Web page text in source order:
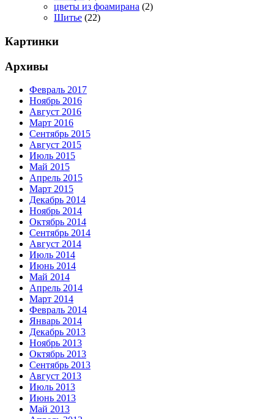
цветы из фоамирана (2)
Шитье (22)
Картинки
Архивы
Февраль 2017
Ноябрь 2016
Август 2016
Март 2016
Сентябрь 2015
Август 2015
Июль 2015
Май 2015
Апрель 2015
Март 2015
Декабрь 2014
Ноябрь 2014
Октябрь 2014
Сентябрь 2014
Август 2014
Июль 2014
Июнь 2014
Май 2014
Апрель 2014
Март 2014
Февраль 2014
Январь 2014
Декабрь 2013
Ноябрь 2013
Октябрь 2013
Сентябрь 2013
Август 2013
Июль 2013
Июнь 2013
Май 2013